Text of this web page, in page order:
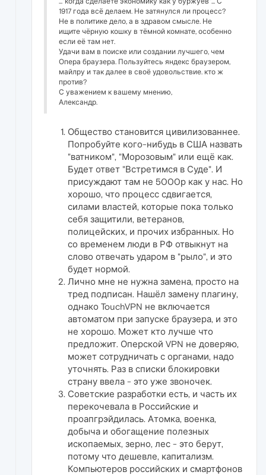
1917 года всё делаем. Не затянулся ли процесс?
Не в политике дело, а в здравом смысле. Не
ищите чёрную кошку в тёмной комнате, особенно
если её там нет.
Удачи вам в поиске или создании лучшего, чем
Опера браузера. Пользуйтесь яндекс браузером,
майлру и так далее в своё удовольствие. кто ж
против?
С уважением к вашему мнению,
Александр.
Общество становится цивилизованнее.
Попробуйте кого-нибудь в США назвать
"ватником", "Морозовым" или ещё как.
Будет ответ "Встретимся в Суде". И
присуждают там не 5000р как у нас. Но
хорошо, что процесс сдвигается,
силами властей, которые пока только
себя защитили, ветеранов,
полицейских, и прочих избранных. Но
со временем люди в РФ отвыкнут на
слово отвечать ударом в "рыло", и это
будет нормой.
Лично мне не нужна замена, просто на
тред подписан. Нашёл замену плагину,
однако TouchVPN не включается
автоматом при запуске браузера, и это
не хорошо. Может кто лучше что
предложит. Оперской VPN не доверяю,
может сотрудничать с органами, надо
уточнять. Раз в списки блокировки
страну ввела - это уже звоночек.
Советские разработки есть, и часть их
перекочевала в Российские и
проапгрэйдилась. Атомка, военка,
добыча и обогащение полезных
ископаемых, зерно, лес - это берут,
потому что дешевле, капитализм.
Компьютеров российских и смартфонов